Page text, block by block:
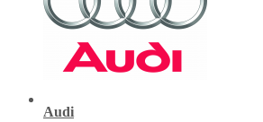
Audi